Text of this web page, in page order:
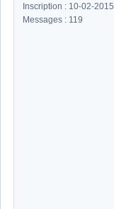
Inscription : 10-02-2015
Messages : 119